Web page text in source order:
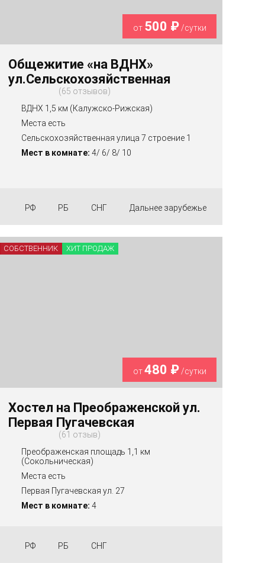
от 500 ₽/сутки
Общежитие «на ВДНХ»
ул.Сельскохозяйственная
65 отзывов
ВДНХ 1,5 км (Калужско-Рижская)
Места есть
Сельскохозяйственная улица 7 строение 1
Мест в комнате: 4/ 6/ 8/ 10
РФ РБ СНГ Дальнее зарубежье
от480 ₽/сутки
Хостел на Преображенской ул.
Первая Пугачевская
61 отзыв
Преображенская площадь 1,1 км
(Сокольническая)
Места есть
Первая Пугачевская ул. 27
Мест в комнате: 4
РФ РБ СНГ
СОБСТВЕННИК ХИТ ПРОДАЖ